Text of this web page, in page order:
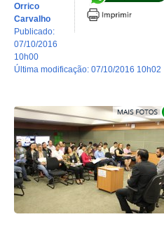
Orrico
Carvalho
publicado:
07/10/2016
10h00
última modificação: 07/10/2016 10h02